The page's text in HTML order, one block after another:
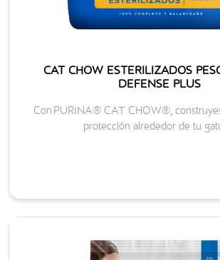
CAT CHOW ESTERILIZADOS
DEFENSE PLUS
Con PURINA® CAT CHOW®,
protección alrededor de tu